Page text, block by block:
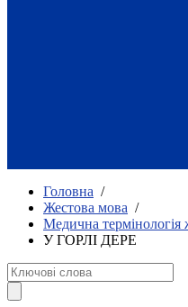
УТОГ»:
Флешмоб
Переклад
Діяльність УТОГ
Головна /
Жестова мова /
Медична
У ГОРЛІ ДЕРЕ